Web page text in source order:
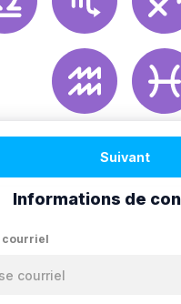
Suivant
Informations de
courriel